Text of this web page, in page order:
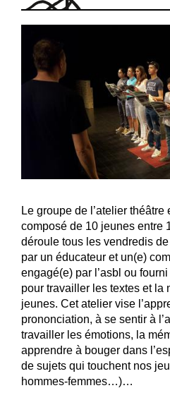
Le groupe de l’atelier
composé de 10 jeunes entre
déroule tous les vendredis
par un éducateur et un(e)
engagé(e) par l’asbl ou
pour travailler les textes et la
jeunes. Cet atelier vise
prononciation, à se sentir à
travailler les émotions, la
apprendre à bouger dans
de sujets qui touchent nos
hommes-femmes…)…